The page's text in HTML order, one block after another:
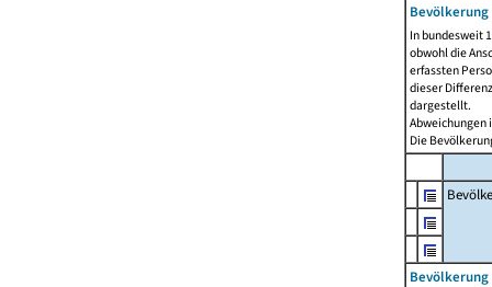
Bevölkerung
In bundesweit
obwohl die
erfassten
dieser
dargestellt.
Abweichungen
Die